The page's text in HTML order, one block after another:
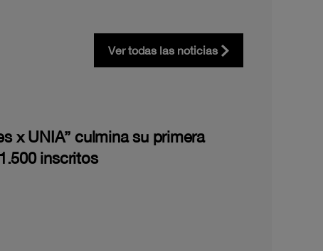
Ver todas las noticias
x UNIA” culmina su primera
inscritos